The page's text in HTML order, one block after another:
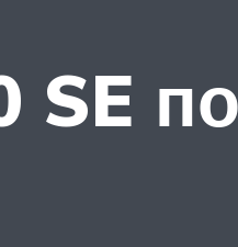
SE